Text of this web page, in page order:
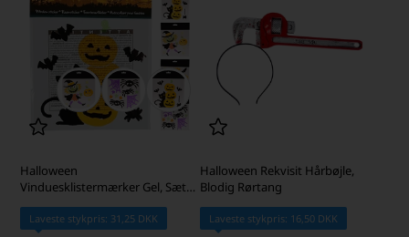
Halloween
Vinduesklistermærker Gel, Sæt
med 4 stk.
Laveste stykpris: 31,25 DKK
Halloween Rekvisit Hårbøjle,
Blodig Rørtang
Laveste stykpris: 16,50 DKK